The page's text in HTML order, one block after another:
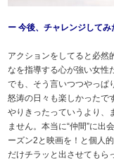
ー 今後、チャレンジして
アクションをしてると必然
なを指導する心が強い女性
でも、そう言いつつやっぱ
怒涛の日々も楽しかったで
やりきったっていうより、
ません。本当に“仲間”に出
ーズン2と映画を！と個人
だけチラッと出させてもら